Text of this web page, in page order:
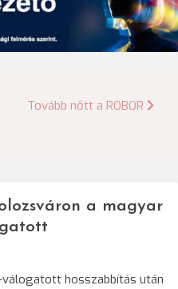
Tovább nőtt a ROBOR
a magyar
hosszabbítás után